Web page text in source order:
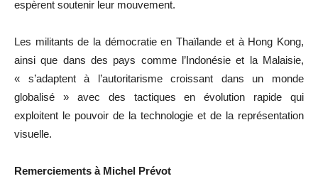
espèrent soutenir leur mouvement.
Les militants de la démocratie en Thaïlande et à Hong Kong,
ainsi que dans des pays comme l’Indonésie et la Malaisie,
« s’adaptent à l’autoritarisme croissant dans un monde
globalisé » avec des tactiques en évolution rapide qui
exploitent le pouvoir de la technologie et de la représentation
visuelle.
Remerciements à Michel Prévot